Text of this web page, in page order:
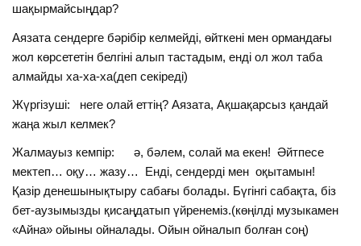
шақырмайсыңдар?
Аязата сендерге бәрібір келмейді, өйткені мен ормандағы
жол көрсететін белгіні алып тастадым, енді ол жол таба
алмайды ха-ха-ха(деп секіреді)
Жүргізуші: неге олай еттің? Аязата, Ақшақарсыз қандай
жаңа жыл келмек?
Жалмауыз кемпір: ә, бәлем, солай ма екен! Әйтпесе
мектеп… оқу… жазу… Енді, сендерді мен оқытамын!
Қазір денешынықтыру сабағы болады. Бүгінгі сабақта, біз
бет-аузымызды қисаңдатып үйренеміз.(көңілді музыкамен
«Айна» ойыны ойналады. Ойын ойналып болған соң)